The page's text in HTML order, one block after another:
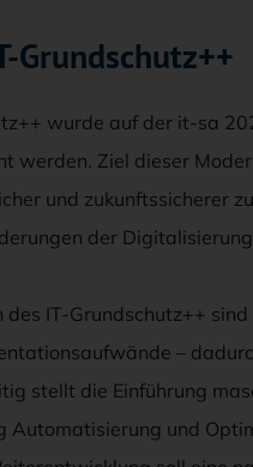
Grundschutz++
wurde auf der it-sa
werden. Ziel dieser
und zukunftssicherer
der
IT-Grundschutz++
–
stellt die Einführung
Automatisierung und